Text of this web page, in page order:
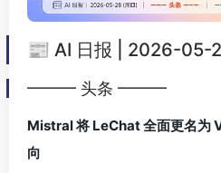
📰 AI 日报 | 2026-05-
━━━ 头条 ━━━
Mistral 将 LeChat 全面更名为
向